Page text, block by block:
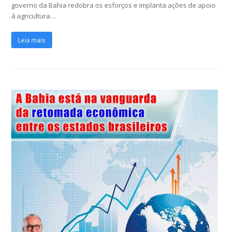
governo da Bahia redobra os esforços e implanta ações de apoio
à agricultura…
Leia mais